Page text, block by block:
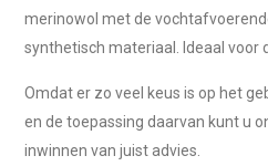
merinowol met de
synthetisch materiaal. Ideaal voor
Omdat er zo veel keus is op het
en de toepassing daarvan kunt u
inwinnen van juist advies.